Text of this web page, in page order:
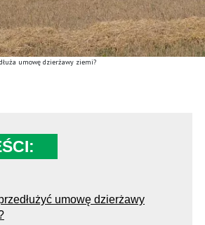
umowę dzierżawy ziemi?
umowę dzierżawy